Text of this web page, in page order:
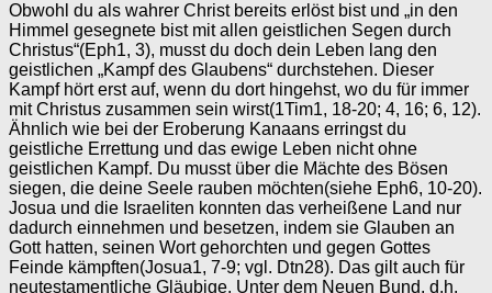
Obwohl du als wahrer Christ bereits erlöst bist und „in den
Himmel gesegnete bist mit allen geistlichen Segen durch
Christus“(Eph1, 3), musst du doch dein Leben lang den
geistlichen „Kampf des Glaubens“ durchstehen. Dieser
Kampf hört erst auf, wenn du dort hingehst, wo du für immer
mit Christus zusammen sein wirst(1Tim1, 18-20; 4, 16; 6, 12).
Ähnlich wie bei der Eroberung Kanaans erringst du
geistliche Errettung und das ewige Leben nicht ohne
geistlichen Kampf. Du musst über die Mächte des Bösen
siegen, die deine Seele rauben möchten(siehe Eph6, 10-20).
Josua und die Israeliten konnten das verheißene Land nur
dadurch einnehmen und besetzen, indem sie Glauben an
Gott hatten, seinen Wort gehorchten und gegen Gottes
Feinde kämpften(Josua1, 7-9; vgl. Dtn28). Das gilt auch für
neutestamentliche Gläubige. Unter dem Neuen Bund, d.h.